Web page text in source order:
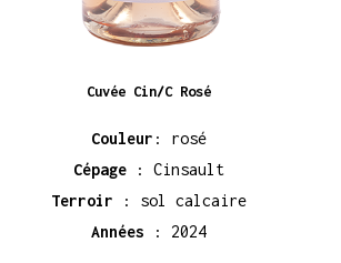
Cuvée Cin/C Rosé
Couleur : rosé
Cépage : Cinsault
Terroir : sol calcaire
Années : 2024